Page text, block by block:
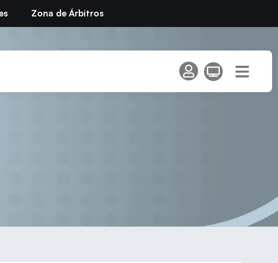
Zona de Árbitros
de Madrid» en